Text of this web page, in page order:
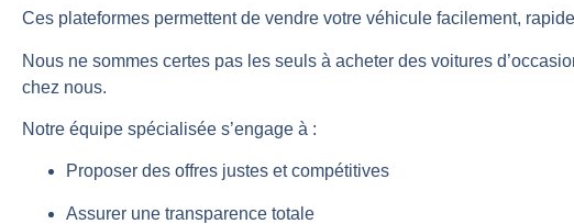
Ces plateformes permettent de vendre votre véhicule facilement,
Nous ne sommes certes pas les seuls à acheter des voitures
chez nous.
Notre équipe spécialisée s’engage à :
Proposer des offres justes et compétitives
Assurer une transparence totale